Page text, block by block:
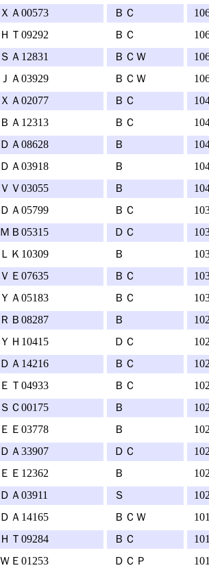
Ａ00573 ＢＣ
Ｔ09292 ＢＣ
Ａ12831 ＢＣＷ
Ａ03929 ＢＣＷ
Ａ02077 ＢＣ
Ａ12313 ＢＣ
Ａ08628 Ｂ
Ａ03918 Ｂ
Ｖ03055 Ｂ
Ａ05799 ＢＣ
Ｂ05315 ＤＣ
Ｋ10309 Ｂ
Ｅ07635 ＢＣ
Ａ05183 ＢＣ
Ｂ08287 Ｂ
Ｈ10415 ＤＣ
Ａ14216 ＢＣ
Ｔ04933 ＢＣ
Ｃ00175 Ｂ
Ｅ03778 Ｂ
Ａ33907 ＤＣ
Ｅ12362 Ｂ
Ａ03911 Ｓ
Ａ14165 ＢＣＷ
Ｔ09284 ＢＣ
Ｅ01253 ＤＣＰ